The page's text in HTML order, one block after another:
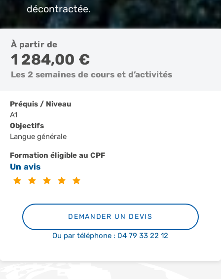
décontractée.
À partir de
1 284,00 €
Les 2 semaines de cours et d’activités
Préquis / Niveau
A1
Objectifs
Langue générale
Formation éligible au CPF
Un avis
DEMANDER UN DEVIS
Ou par téléphone : 04 79 33 22 12